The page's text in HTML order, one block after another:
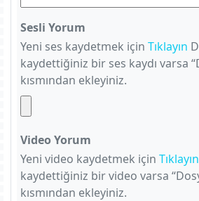
Sesli Yorum
Yeni ses kaydetmek için Tıklayın
kaydettiğiniz bir ses kaydı varsa
kısmından ekleyiniz.
Video Yorum
Yeni video kaydetmek için Tıklayın
kaydettiğiniz bir video varsa
kısmından ekleyiniz.